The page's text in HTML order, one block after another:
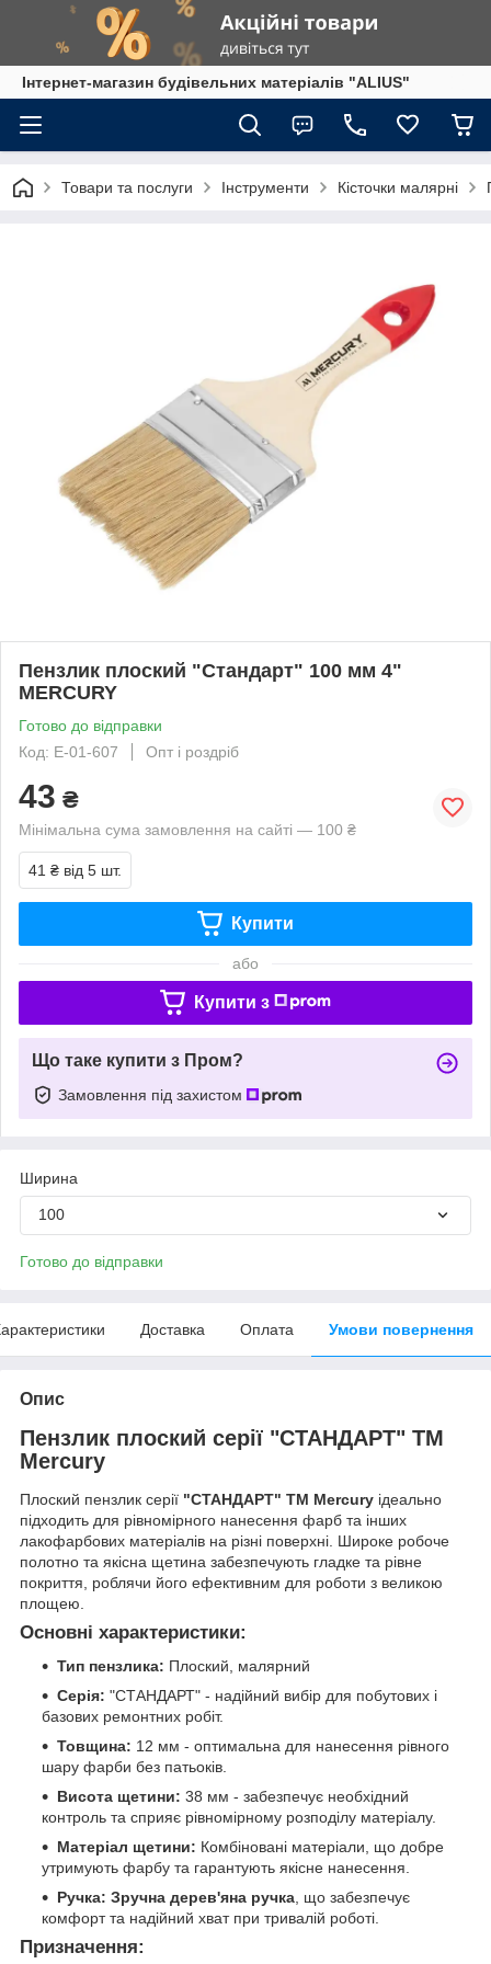
Інтернет-магазин будівельних матеріалів "ALIUS"
Товари та послуги Інструменти Кісточки малярні
Пензлик плоский "Стандарт" 100 мм 4"
MERCURY
Готово до відправки
Код: E-01-607
Опт і роздріб
43 ₴
Мінімальна сума замовлення на сайті — 100 ₴
41 ₴ від 5 шт.
Купити
або
Купити з
Що таке купити з Пром?
Замовлення під захистом
Ширина
100
Готово до відправки
Доставка Оплата Умови повернення
Опис
Пензлик плоский серії "СТАНДАРТ" TM
Mercury
Плоский пензлик серії "СТАНДАРТ" TM Mercury ідеально
підходить для рівномірного нанесення фарб та інших
лакофарбових матеріалів на різні поверхні. Широке робоче
полотно та якісна щетина забезпечують гладке та рівне
покриття, роблячи його ефективним для роботи з великою
площею.
Основні характеристики:
Тип пензлика: Плоский, малярний
Серія: "СТАНДАРТ" - надійний вибір для побутових і
базових ремонтних робіт.
Товщина: 12 мм - оптимальна для нанесення рівного
шару фарби без патьоків.
Висота щетини: 38 мм - забезпечує необхідний
контроль та сприяє рівномірному розподілу матеріалу.
Матеріал щетини: Комбіновані матеріали, що добре
утримують фарбу та гарантують якісне нанесення.
Ручка: Зручна дерев'яна ручка, що забезпечує
комфорт та надійний хват при тривалій роботі.
Призначення: